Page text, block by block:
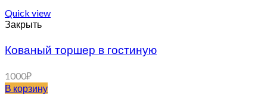
Quick view
Закрыть
Кованый торшер в гостиную
1000₽
В корзину